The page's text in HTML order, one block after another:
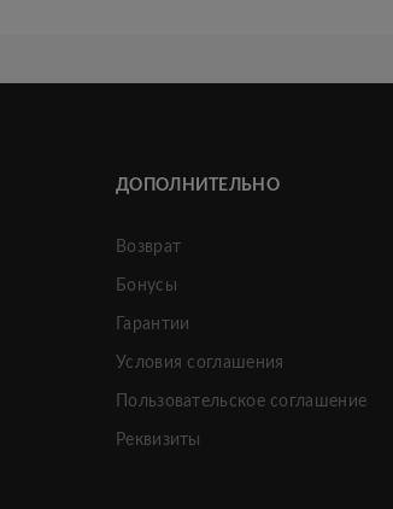
ДОПОЛНИТЕЛЬНО
Возврат
Бонусы
Гарантии
Условия соглашения
Пользовательское соглашение
Реквизиты